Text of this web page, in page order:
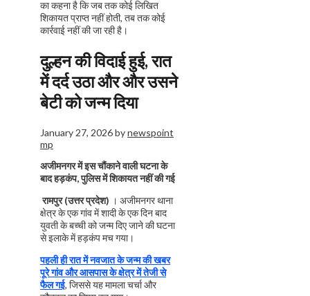
दुल्हन की विदाई हुई, रात
में दर्द उठा और और उसने
बेटी को जन्म दिया
January 27, 2026bynewspoint
mp
अजीमनगर में इस चौंकाने वाली घटना के
बाद हड़कंप, पुलिस में शिकायत नहीं की गई
रामपुर (उत्तर प्रदेश) । अजीमनगर थाना
क्षेत्र के एक गांव में शादी के एक दिन बाद
युवती के बच्ची को जन्म दिए जाने की घटना
से इलाके में हड़कंप मच गया।
पहली ही रात में नवजात के जन्म की खबर
पूरे गांव और आसपास के क्षेत्र में तेजी से
फैल गई, जिससे यह मामला चर्चा और